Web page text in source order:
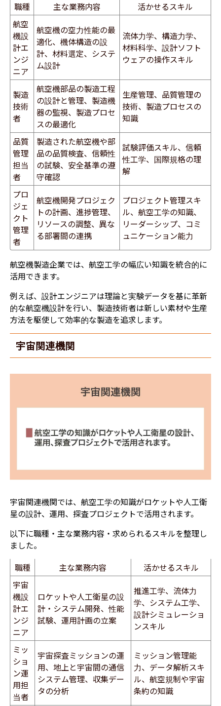
職種
主な業務内容
活かせるスキル
航空
機設
計エ
ンジ
ニア
航空機の空力性能の最
適化、機体構造の設
計、材料選定、システ
ム設計
流体力学、構造力学、
材料科学、設計ソフト
ウェアの操作スキル
製造
技術
者
航空機部品の製造工程
の設計と管理、製造機
器の監視、製造プロセ
スの最適化
生産管理、品質管理の
技術、製造プロセスの
知識
品質
管理
担当
者
製造された航空機や部
品の品質検査、信頼性
の試験、安全基準の遵
守確認
試験評価スキル、信頼
性工学、国際規格の理
解
プロ
ジェ
クト
管理
者
航空機開発プロジェク
トの計画、進捗管理、
リソースの調整、異な
る部署間の連携
プロジェクト管理スキ
ル、航空工学の知識、
リーダーシップ、コミ
ュニケーション能力
航空機製造企業では、航空工学の幅広い知識を統合的に
活用できます。
例えば、設計エンジニアは理論と実験データを基に革新
的な航空機設計を行い、製造技術者は新しい素材や生産
方法を駆使して効率的な製造を追求します。
宇宙関連機関
宇宙関連機関では、航空工学の知識がロケットや人工衛
星の設計、運用、探査プロジェクトで活用されます。
以下に職種・主な業務内容・求められるスキルを整理し
ました。
職種
主な業務内容
活かせるスキル
宇宙
機設
計エ
ンジ
ニア
ロケットや人工衛星の設
計・システム開発、性能
試験、運用計画の立案
推進工学、流体力
学、システム工学、
設計シミュレーショ
ンスキル
ミッ
ショ
ン運
用担
当者
宇宙探査ミッションの運
用、地上と宇宙間の通信
システム管理、収集デー
タの分析
ミッション管理能
力、データ解析スキ
ル、航空規制や宇宙
条約の知識